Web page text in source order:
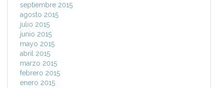
septiembre 2015
agosto 2015
julio 2015
junio 2015
mayo 2015
abril 2015
marzo 2015
febrero 2015
enero 2015